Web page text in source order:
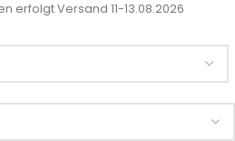
erfolgt Versand 11-13.08.2026